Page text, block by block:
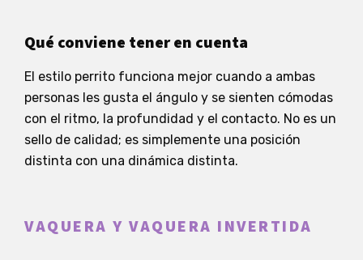
Qué conviene tener en cuenta
El estilo perrito funciona mejor cuando a ambas
personas les gusta el ángulo y se sienten cómodas
con el ritmo, la profundidad y el contacto. No es un
sello de calidad; es simplemente una posición
distinta con una dinámica distinta.
VAQUERA Y VAQUERA INVERTIDA